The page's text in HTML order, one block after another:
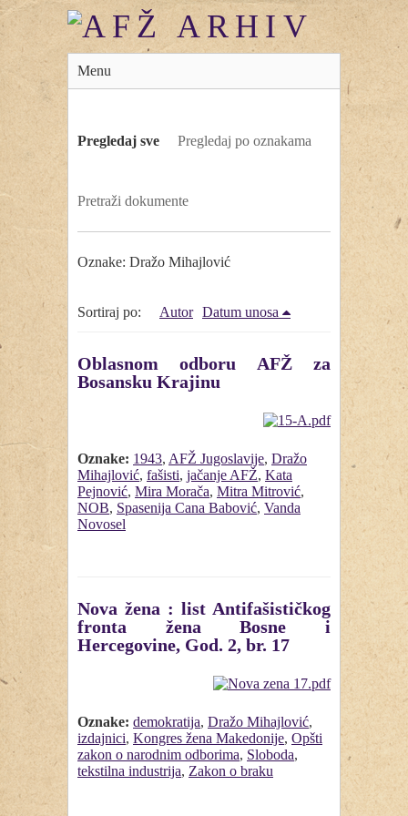
Menu
Pregledaj sve Pregledaj po oznakama
Pretraži dokumente
Oznake: Dražo Mihajlović
Sortiraj po: Autor Datum unosa
Oblasnom odboru AFŽ za
Bosansku Krajinu
Oznake: 1943, AFŽ Jugoslavije, Dražo
Mihajlović, fašisti, jačanje AFŽ, Kata
Pejnović, Mira Morača, Mitra Mitrović,
NOB, Spasenija Cana Babović, Vanda
Novosel
Nova žena : list Antifašističkog
fronta žena Bosne i
Hercegovine, God. 2, br. 17
Oznake: demokratija, Dražo Mihajlović,
izdajnici, Kongres žena Makedonije, Opšti
zakon o narodnim odborima, Sloboda,
tekstilna industrija, Zakon o braku